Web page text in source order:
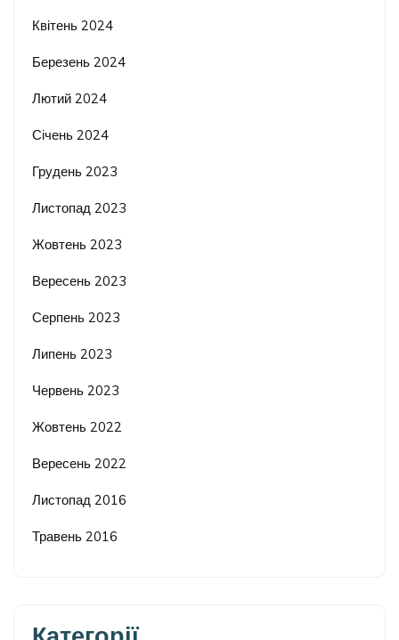
Квітень 2024
Березень 2024
Лютий 2024
Січень 2024
Грудень 2023
Листопад 2023
Жовтень 2023
Вересень 2023
Серпень 2023
Липень 2023
Червень 2023
Жовтень 2022
Вересень 2022
Листопад 2016
Травень 2016